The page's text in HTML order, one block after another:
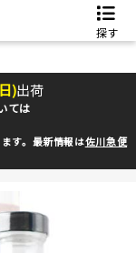
探す
日)出荷
ては
す。最新情報は佐川急便